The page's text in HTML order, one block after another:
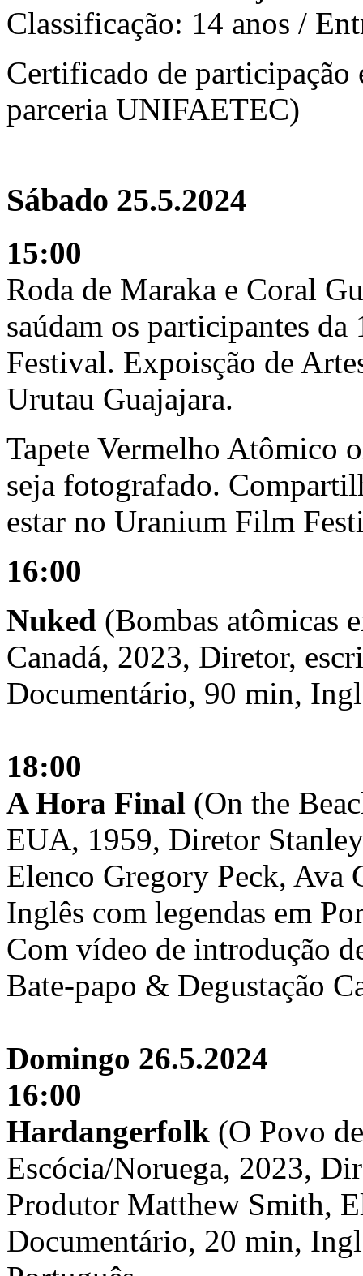
Classificação: 14 anos /
Certificado de participação
parceria UNIFAETEC)
Sábado 25.5.2024
15:00
Roda de Maraka e Coral
saúdam os participantes
Festival. Expoisção de
Urutau Guajajara.
Tapete Vermelho Atômico
seja fotografado.
estar no Uranium Film
16:00
Nuked (Bombas atômicas
Canadá, 2023, Diretor,
Documentário, 90 min,
18:00
A Hora Final (On the
EUA, 1959, Diretor
Elenco Gregory Peck, Ava
Inglês com legendas em
Com vídeo de introdução
Bate-papo & Degustação
Domingo 26.5.2024
16:00
Hardangerfolk (O Povo
Escócia/Noruega, 2023,
Produtor Matthew Smith,
Documentário, 20 min,